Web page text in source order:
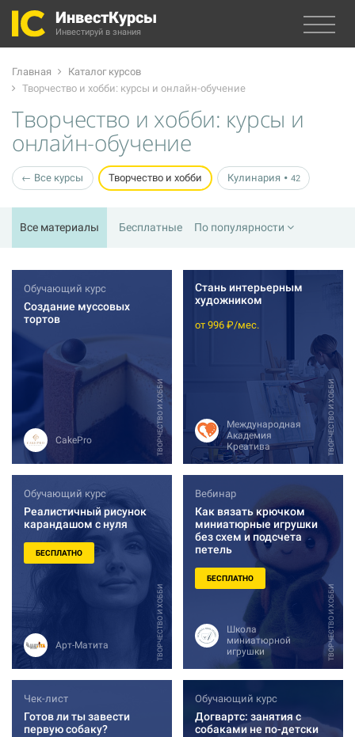
ИнвестКурсы
Инвестируй в знания
Главная
Каталог курсов
Творчество и хобби: курсы и онлайн-обучение
Творчество и хобби: курсы и
онлайн-обучение
← Все курсы Творчество и хобби Кулинария 42
Все материалы Бесплатные По популярности
ТВОРЧЕСТВО И ХОББИ
Обучающий курс
Создание муссовых
тортов
CakePro ТВОРЧЕСТВО И ХОББИ
Стань интерьерным
художником
от 996 ₽/мес.
Международная
Академия
Креатива
ТВОРЧЕСТВО И ХОББИ
Обучающий курс
Реалистичный рисунок
карандашом с нуля
БЕСПЛАТНО
Арт-Матита ТВОРЧЕСТВО И ХОББИ
Вебинар
Как вязать крючком
миниатюрные игрушки
без схем и подсчета
петель
БЕСПЛАТНО
Школа
миниатюрной
игрушки
Чек-лист
Готов ли ты завести
первую собаку?
Обучающий курс
Догвартс: занятия с
собаками не по-детски